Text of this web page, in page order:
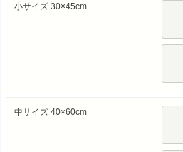
小サイズ 30×45cm
中サイズ 40×60cm